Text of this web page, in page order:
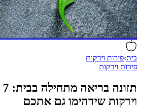
בית›פירות וירקות
פירות וירקות
וירקות שידהימו גם אתכם